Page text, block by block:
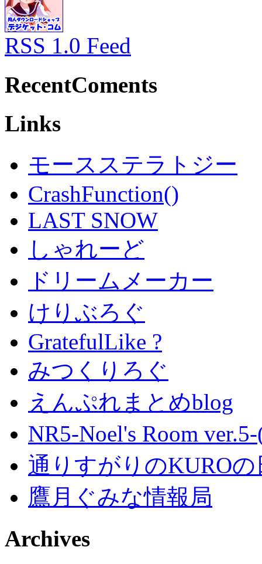
RSS 1.0 Feed
RecentComents
Links
モースステラトジー
CrashFunction()
LAST SNOW
しゃれーど
ドリームメーカー
けりぶろぐ
GratefulLike ?
みつくりろぐ
えんぷれまとめblog
NR5-Noel's Room
通りすがりのKURO
鷹月ぐみな情報局
Archives